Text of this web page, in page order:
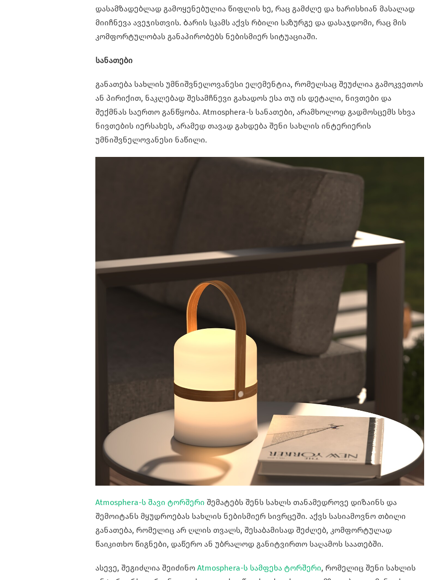
დასამზადებლად გამოყენებულია წიფლის ხე, რაც გამძლე და ხარისხიან მასალად
მიიჩნევა ავეჯისთვის. Ბარის სკამს აქვს რბილი საზურგე და დასაჯდომი, რაც მის
კომფორტულობას განაპირობებს ნებისმიერ სიტუაციაში.
სანათები
განათება სახლის უმნიშვნელოვანესი ელემენტია, რომელსაც შეუძლია გამოკვეთოს
ან პირიქით, ნაკლებად შესამჩნევი გახადოს ესა თუ ის დეტალი, ნივთები და
შექმნას საერთო განწყობა. Atmosphera-ს სანათები, არამხოლოდ გადმოსცემს სხვა
ნივთების იერსახეს, არამედ თავად გახდება შენი სახლის ინტერიერის
უმნიშვნელოვანესი ნაწილი.
Atmosphera-ს შავი ტორშერი შემატებს შენს სახლს თანამედროვე დიზაინს და
შემოიტანს მყუდროებას სახლის ნებისმიერ სივრცეში. აქვს სასიამოვნო თბილი
განათება, რომელიც არ ღლის თვალს, შესაბამისად შეძლებ, კომფორტულად
წაიკითხო წიგნები, დაწერო ან უბრალოდ განიტვირთო საღამოს საათებში.
ასევე, შეგიძლია შეიძინო Atmosphera-ს სამფეხა ტორშერი, რომელიც შენი სახლის